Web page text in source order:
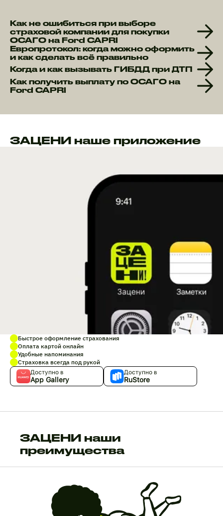
Как не ошибиться при выборе
страховой компании для покупки
ОСАГО на Ford CAPRI
Европротокол: когда можно оформить
и как сделать всё правильно
Когда и как вызывать ГИБДД при ДТП
Как получить выплату по ОСАГО на
Ford CAPRI
ЗАЦЕНИ наше приложение
Быстрое оформление страхования
Оплата картой онлайн
Удобные напоминания
Страховка всегда под рукой
Доступно в
App Gallery
Доступно в
RuStore
ЗАЦЕНИ наши
преимущества